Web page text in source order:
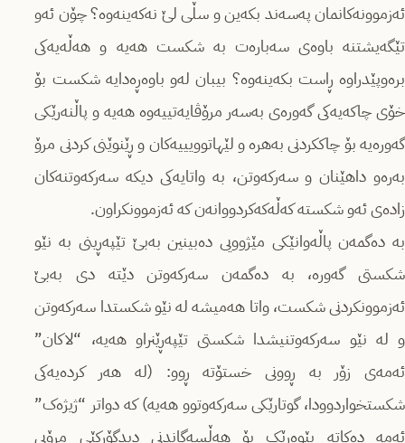
ئەزموونەکانمان پەسەند بکەین و سڵی لێ نەکەینەوە؟ چۆن ئەو
تێگەیشتنە باوەی سەبارەت بە شکست هەیە و هەڵەیەکی
برەوپێدراوه ڕاست بکەینەوە؟ بیبان لەو باوەڕەدایە شکست بۆ
خۆی چاکەیەکی گەورەی بەسەر مرۆڤایەتییەوە هەیە و پاڵنەرێکی
گەورەیە بۆ چاککردنی بەهرە و لێهاتوویییەکان و ڕێنوێنی کردنی مرۆ
بەرەو داهێنان و سەرکەوتن، بە واتایەکی دیکە سەرکەوتنەکان
زادەی ئەو شکستە کەڵەکەکردووانەن کە ئەزموونکراون.
بە دەگمەن پاڵەوانێکی مێژوویی دەبینین بەبێ تێپەڕینی به نێو
شکستی گەورە، بە دەگمەن سەرکەوتن دێتە دی بەبێ
ئەزموونکردنی شکست، واتا هەمیشە لە نێو شکستدا سەرکەوتن
و لە نێو سەرکەوتنیشدا شکستی تێپەڕێنراو هەیە، “لاکان”
ئەمەی زۆر بە ڕوونی خستۆتە ڕوو: (لە هەر کردەیەکی
شکستخواردوودا، گوتارێکی سەرکەوتوو هەیە) کە دواتر “ژیژەک”
ئەمە دەکاتە پێوەرێک بۆ هەڵسەگاندنی دیدگۆڕکێی مرۆیی